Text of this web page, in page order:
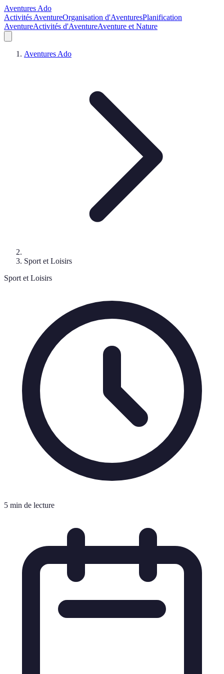
Aventures Ado
Activités AventureOrganisation d'AventuresPlanification
AventureActivités d'AventureAventure et Nature
Aventures Ado
Sport et Loisirs
Sport et Loisirs
5 min de lecture